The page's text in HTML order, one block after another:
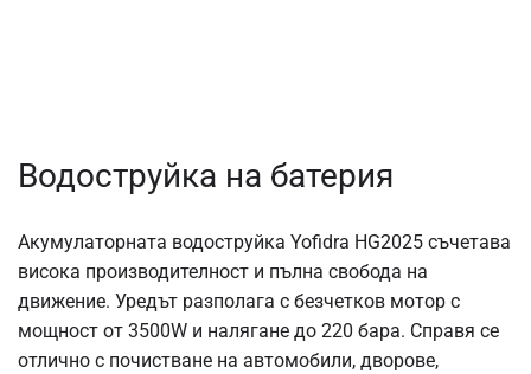
Водоструйка на батерия
Акумулаторната водоструйка Yofidra HG2025 съчетава
висока производителност и пълна свобода на
движение. Уредът разполага с безчетков мотор с
мощност от 3500W и налягане до 220 бара. Справя се
отлично с почистване на автомобили, дворове,